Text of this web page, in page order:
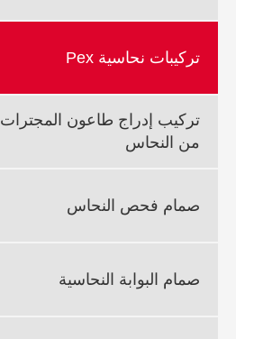
تركيبات نحاسية Pex
تركيب إدراج طاعون
من النحاس
صمام فحص النحاس
صمام البوابة النحاسية